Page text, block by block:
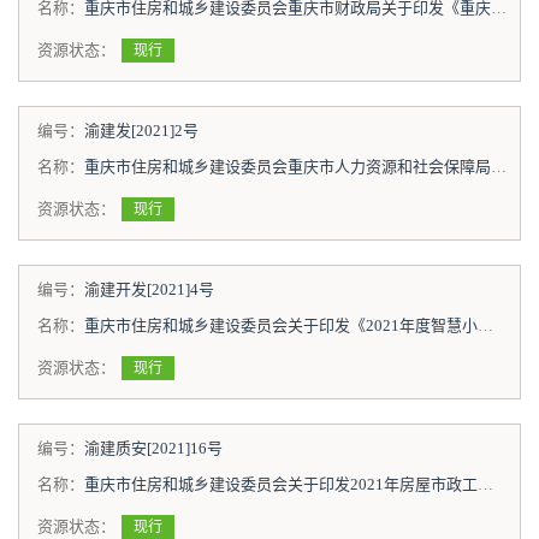
名称： 重庆市住房和城乡建设委员会重庆市财政局关于印发《重庆市城镇住房保障家庭租赁补贴暂行办法》的通知
资源状态： 现行
编号： 渝建发[2021]2号
名称： 重庆市住房和城乡建设委员会重庆市人力资源和社会保障局关于印发《重庆市工程勘察设计大师评选管理办法》的通知
资源状态： 现行
编号： 渝建开发[2021]4号
名称： 重庆市住房和城乡建设委员会关于印发《2021年度智慧小区建设目标任务分解表》的通知
资源状态： 现行
编号： 渝建质安[2021]16号
名称： 重庆市住房和城乡建设委员会关于印发2021年房屋市政工程质量安全及房屋主体使用安全监管工作要点的通知
资源状态： 现行